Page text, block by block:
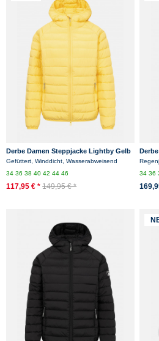
Derbe Damen Steppjacke Lightby Gelb
Übergangsjacke
Gefüttert, Winddicht, Wasserabweisend
34363840424446
117,95 € * 149,95 € *
3436